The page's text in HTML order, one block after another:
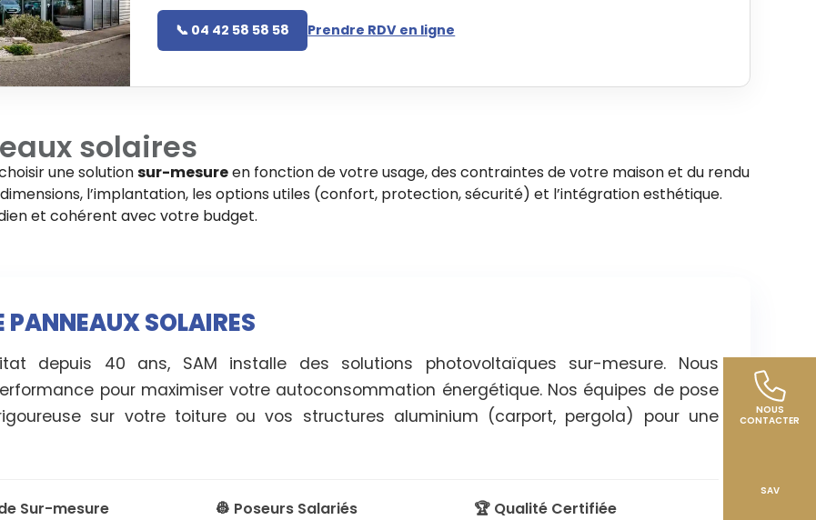
NOUS
CONTACTER
SAV
📞 04 42 58 58 58 Prendre RDV en ligne
solaires
une solutionsur-mesureen fonction de votre usage, des contraintes de votre maison et du rendu
l’implantation, les options utiles (confort, protection, sécurité) et l’intégration esthétique.
et cohérent avec votre budget.
PANNEAUX SOLAIRES
depuis 40 ans, SAM installe des solutions photovoltaïques sur-mesure. Nous
pour maximiser votre autoconsommation énergétique. Nos équipes de pose
sur votre toiture ou vos structures aluminium (carport, pergola) pour une
Sur-mesure 👷 Poseurs Salariés 🏆 Qualité Certifiée